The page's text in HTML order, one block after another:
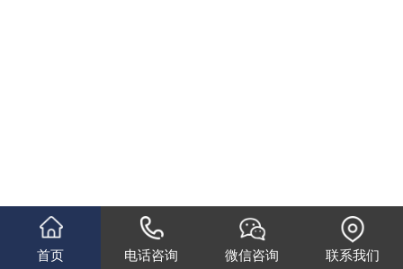
首页 电话咨询 微信咨询 联系我们